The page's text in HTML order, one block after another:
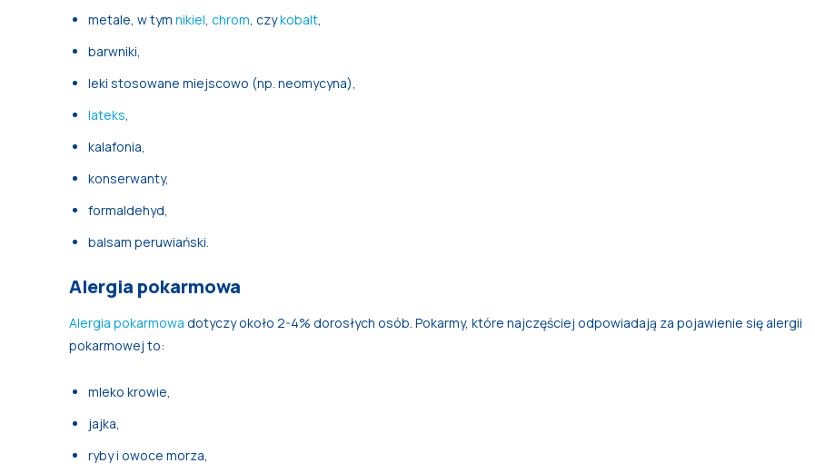
metale, w tym nikiel chrom , czykobalt
barwniki,
leki stosowane miejscowo (np. neomycyna),
lateks
kalafonia,
konserwanty,
formaldehyd,
balsam peruwiański.
Alergia pokarmowa
Alergia pokarmowa dotyczy około 2-4% dorosłych osób. Pokarmy, które najczęściej odpowiadają za pojawienie się alergii
pokarmowej to:
mleko krowie,
jajka,
ryby i owoce morza,